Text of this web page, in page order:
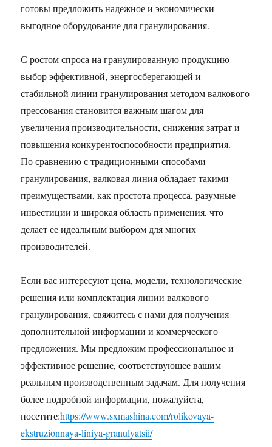
готовы предложить надежное и экономически
выгодное оборудование для гранулирования.
С ростом спроса на гранулированную продукцию
выбор эффективной, энергосберегающей и
стабильной линии гранулирования методом валкового
прессования становится важным шагом для
увеличения производительности, снижения затрат и
повышения конкурентоспособности предприятия.
По сравнению с традиционными способами
гранулирования, валковая линия обладает такими
преимуществами, как простота процесса, разумные
инвестиции и широкая область применения, что
делает ее идеальным выбором для многих
производителей.
Если вас интересуют цена, модели, технологические
решения или комплектация линии валкового
гранулирования, свяжитесь с нами для получения
дополнительной информации и коммерческого
предложения. Мы предложим профессиональное и
эффективное решение, соответствующее вашим
реальным производственным задачам. Для получения
более подробной информации, пожалуйста,
посетите:https://www.sxmashina.com/rolikovaya-
ekstruzionnaya-liniya-granulyatsii/